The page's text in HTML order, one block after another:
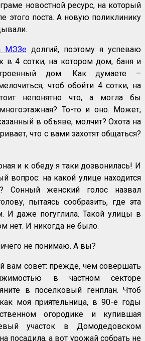
новостной ресурс, на который
этого поста. А новую поликлинику
МЭЗе долгий, поэтому я успеваю
в 4 сотки, на котором дом, баня и
дом. Как думаете –
чтоб обойти 4 сотки, на
непонятно что, а могла бы
То-то и оно. Может,
в объяве, молчит? Охота на
что с вами захотят общаться?
и к обеду я таки дозвонилась! И
вопрос: на какой улице находится
Сонный женский голос назвал
пытаясь сообразить, где эта
И даже погуглила. Такой улицы в
нет. И никогда не было.
не понимаю. А вы?
вам совет: прежде, чем совершать
в частном секторе
в поселковый генплан. Чтоб
моя приятельница, в 90-е годы
огородике и купившая
участок в Домодедовском
посадила, а вот урожай собрать не